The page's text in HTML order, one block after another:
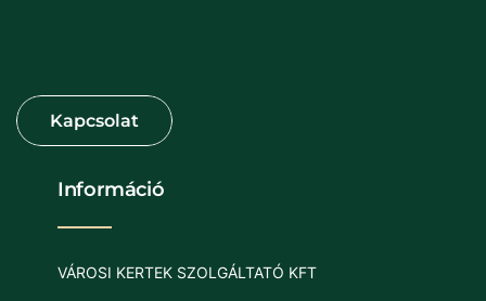
Információ
VÁROSI KERTEK SZOLGÁLTATÓ KFT